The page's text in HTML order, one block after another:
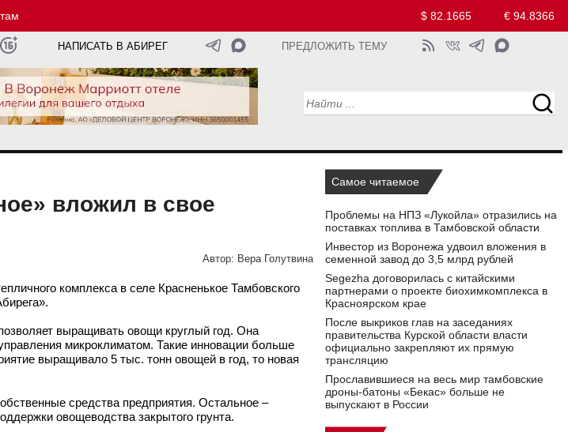
$ 82.1665 € 94.8366
НАПИСАТЬ В АБИРЕГ ПРЕДЛОЖИТЬ ТЕМУ
вложил в свое
Автор: Вера Голутвина
комплекса в селе Красненькое Тамбовского
выращивать овощи круглый год. Она
микроклиматом. Такие инновации больше
выращивало 5 тыс. тонн овощей в год, то новая
средства предприятия. Остальное –
овощеводства закрытого грунта.
Самое читаемое
Проблемы на НПЗ «Лукойла» отразились на
поставках топлива в Тамбовской области
Инвестор из Воронежа удвоил вложения в
семенной завод до 3,5 млрд рублей
Segezha договорилась с китайскими
партнерами о проекте биохимкомплекса в
Красноярском крае
После выкриков глав на заседаниях
правительства Курской области власти
официально закрепляют их прямую
трансляцию
Прославившиеся на весь мир тамбовские
дроны-батоны «Бекас» больше не
выпускают в России